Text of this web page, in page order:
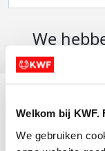
Welkom bij KWF.
We gebruiken
We
Evenementen